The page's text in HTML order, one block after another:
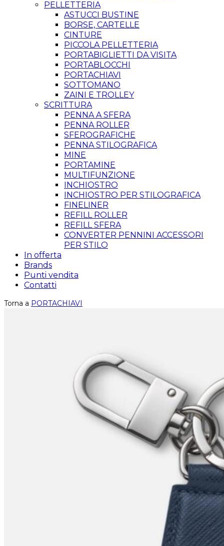
PELLETTERIA
ASTUCCI BUSTINE
BORSE, CARTELLE
CINTURE
PICCOLA PELLETTERIA
PORTABIGLIETTI DA VISITA
PORTABLOCCHI
PORTACHIAVI
SOTTOMANO
ZAINI E TROLLEY
SCRITTURA
PENNA A SFERA
PENNA ROLLER
SFEROGRAFICHE
PENNA STILOGRAFICA
MINE
PORTAMINE
MULTIFUNZIONE
INCHIOSTRO
INCHIOSTRO PER STILOGRAFICA
FINELINER
REFILL ROLLER
REFILL SFERA
CONVERTER PENNINI ACCESSORI
PER STILO
In offerta
Brands
Punti vendita
Contatti
Torna a PORTACHIAVI